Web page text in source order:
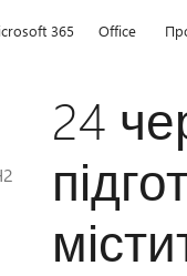
365 Office
24